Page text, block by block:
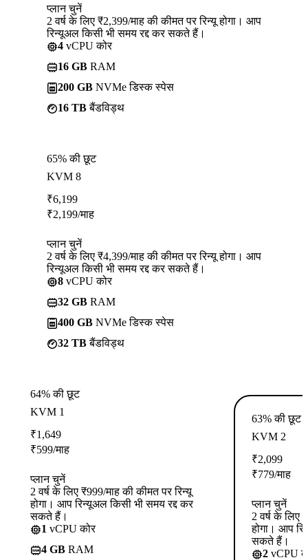
प्लान चुनें
2 वर्ष के लिए ₹2,399/माह की कीमत पर रिन्यू होगा। आप
रिन्यूअल किसी भी समय रद्द कर सकते हैं।
4 vCPU कोर
16 GB RAM
200 GB NVMe डिस्क स्पेस
16 TBबैंडविड्थ
65% की छूट
KVM 8
₹6,199
₹2,199/माह
प्लान चुनें
2 वर्ष के लिए ₹4,399/माह की कीमत पर रिन्यू होगा। आप
रिन्यूअल किसी भी समय रद्द कर सकते हैं।
8 vCPU कोर
32 GB RAM
400 GB NVMe डिस्क स्पेस
32 TBबैंडविड्थ
64% की छूट
KVM 1
₹1,649
₹599/माह
प्लान चुनें
2 वर्ष के लिए ₹999/माह की कीमत पर रिन्यू
होगा। आप रिन्यूअल किसी भी समय रद्द कर
सकते हैं।
1 vCPU कोर
4 GB RAM
63% की छूट
KVM 2
₹2,099
₹779/माह
प्लान चुनें
2 वर्ष के लिए
होगा। आप
सकते हैं।
2 vCPU